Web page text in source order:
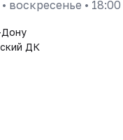
• воскресенье • 18:00
ДК